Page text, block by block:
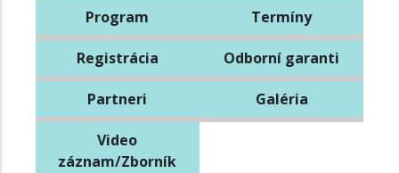
Program Termíny
Registrácia Odborní garanti
Partneri Galéria
Video
záznam/Zborník